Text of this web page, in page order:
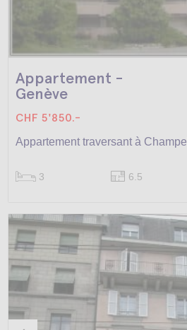
Appartement -
Genève
CHF 5'850.-
Appartement traversant à Champel
3 6.5